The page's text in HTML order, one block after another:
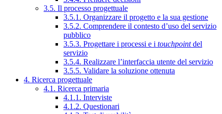
3.5. Il processo progettuale
3.5.1. Organizzare il progetto e la sua gestione
3.5.2. Comprendere il contesto d’uso del servizio
pubblico
3.5.3. Progettare i processi e i touchpointdel
servizio
3.5.4. Realizzare l’interfaccia utente del servizio
3.5.5. Validare la soluzione ottenuta
4. Ricerca progettuale
4.1. Ricerca primaria
4.1.1. Interviste
4.1.2. Questionari